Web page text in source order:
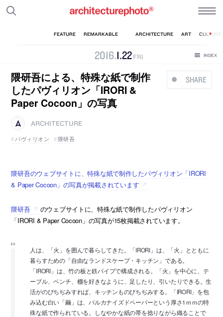
2016.1.22 FRI
SHARE
隈研吾による、特殊な紙で制作
したパヴィリオン「IRORI &
Paper Cocoon」の写真
ARCHITECTURE
パヴィリオン
隈研吾
隈研吾のウェブサイトに、特殊な紙で制作したパヴィリオン「IRORI
& Paper Cocoon」の写真が掲載されています
隈研吾
のウェブサイトに、特殊な紙で制作したパヴィリオン
「IRORI & Paper Cocoon」の写真が15枚掲載されています。
人は、「火」を囲んで暮らしてきた。「IRORI」は、「火」とともに
暮らすための「自由なランドスケープ・キッチン」である。
「IRORI」は、竹の板と鉄パイプで構成される。「火」を中心に、テ
ーブル、ベンチ、棚を好きなように、足したり、引いたりできる。生
活がのびちぢみすれば、キッチンものびちぢみする。「IRORI」を包
み込む白い「繭」は、バルカナイズドペーパーという厚さ1ｍｍの特
殊な紙で作られている。しなやかな紙の帯を捻りながら織ることで